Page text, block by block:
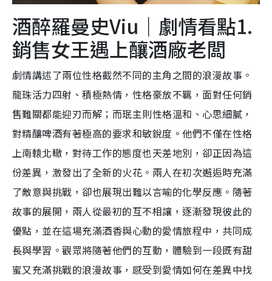
酒醉羅曼史Viu｜劇情看點1.
銷售女王遇上釀酒廠老闆
劇情講述了兩位性格截然不同的主角之間的浪漫故事。
龍珠活力四射、積極熱情，性格豪放不羈，面對任何銷
售難關都能迎刃而解；而珉主則性格溫和、心思細膩，
對精釀啤酒有著極高的要求和敏銳度。他們不僅在性格
上南轅北轍，對待工作的態度也天差地別，卻正因為這
份差異，激發出了全新的火花。兩人在初次邂逅時充滿
了敵意與挑戰，卻也展現出難以言喻的化學反應。隨著
故事的展開，兩人從最初的互不相讓，逐漸發現彼此的
優點，並在這場充滿酒香與心動的愛情旅程中，共同成
長與學習。觀眾將隨著他們的互動，體驗到一段既有甜
蜜又充滿挑戰的浪漫故事，感受到愛情如何在差異中找